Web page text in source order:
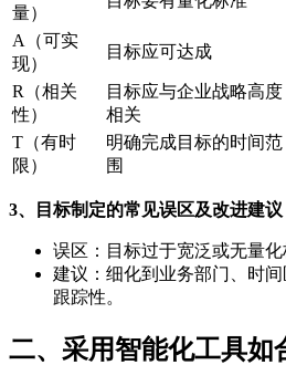
量）
A（可实
现）
目标应可达成
R（相关
性）
目标应与企业战略高度
相关
T（有时
限）
明确完成目标的时间范
围
3、目标制定的常见误区及改进建议
误区：目标过于宽泛或无量化
建议：细化到业务部门、时
跟踪性。
二、采用智能化工具如